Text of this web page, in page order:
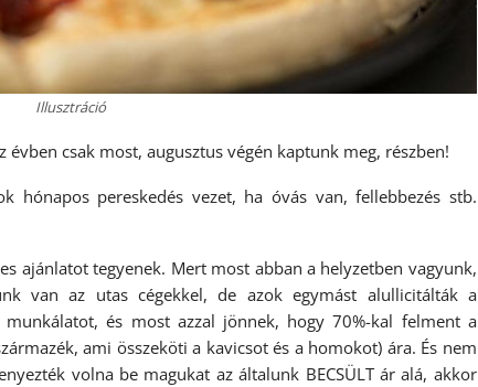
Illusztráció
csak most, augusztus végén kaptunk meg, részben!
hónapos pereskedés vezet, ha óvás van, fellebbezés stb.
ajánlatot tegyenek. Mert most abban a helyzetben vagyunk,
van az utas cégekkel, de azok egymást alullicitálták a
és most azzal jönnek, hogy 70%-kal felment a
ami összeköti a kavicsot és a homokot) ára. És nem
volna be magukat az általunk BECSÜLT ár alá, akkor